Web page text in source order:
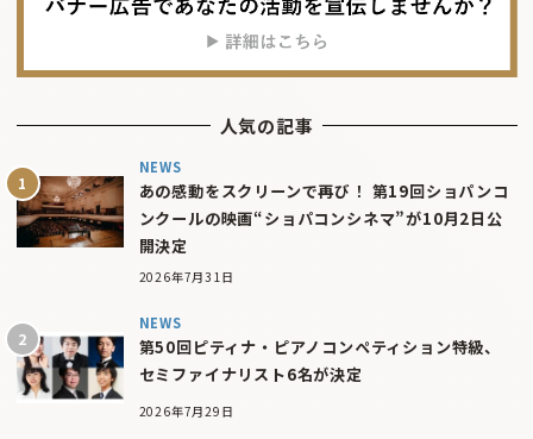
人気の記事
NEWS
あの感動をスクリーンで再び！ 第19回ショパンコ
ンクールの映画“ショパコンシネマ”が10月2日公
開決定
2026年7月31日
NEWS
第50回ピティナ・ピアノコンペティション特級、
セミファイナリスト6名が決定
2026年7月29日